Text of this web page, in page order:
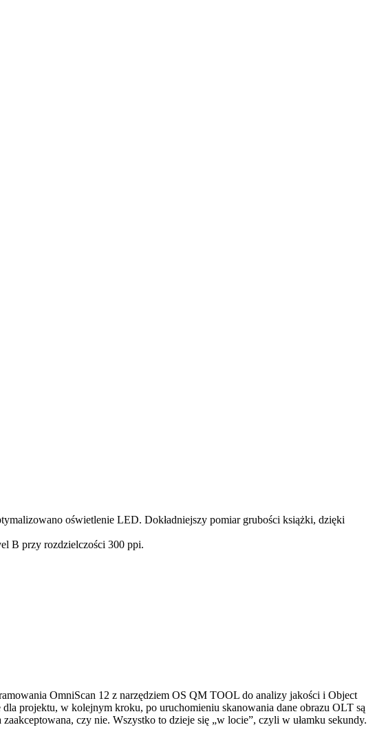
oświetlenie LED. Dokładniejszy pomiar grubości książki, dzięki
B przy rozdzielczości 300 ppi.
OmniScan 12 z narzędziem OS QM TOOL do analizy jakości i Object
projektu, w kolejnym kroku, po uruchomieniu skanowania dane obrazu OLT są
czy nie. Wszystko to dzieje się „w locie”, czyli w ułamku sekundy.